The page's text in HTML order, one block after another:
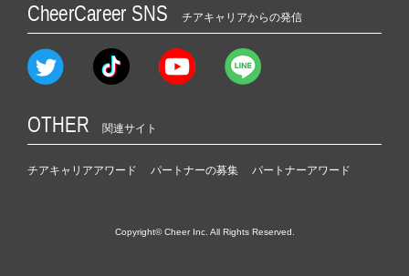
CheerCareer SNS チアキャリアからの発信
OTHER 関連サイト
チアキャリアアワード パートナーの募集 パートナーアワード
Copyright© Cheer Inc. All Rights Reserved.